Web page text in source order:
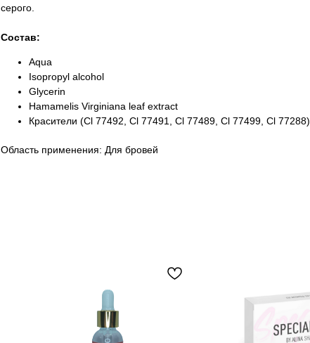
серого.
Состав:
Aqua
Isopropyl alcohol
Glycerin
Hamamelis Virginiana leaf extract
Красители (Cl 77492, Cl 77491, Cl 77489, Cl 77499, Cl 77288)
Область применения: Для бровей